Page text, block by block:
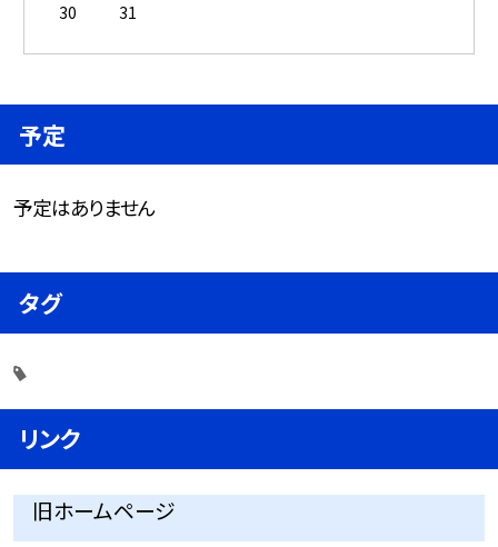
30
31
予定
予定はありません
タグ
リンク
旧ホームページ